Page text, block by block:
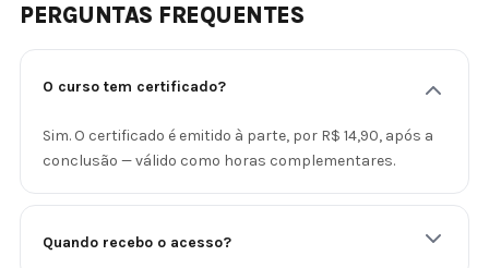
PERGUNTAS FREQUENTES
O curso tem certificado?
Sim. O certificado é emitido à parte, por R$ 14,90, após a
conclusão — válido como horas complementares.
Quando recebo o acesso?